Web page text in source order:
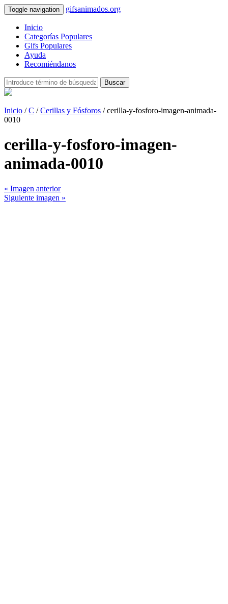
Toggle navigation gifsanimados.org
Inicio
Categorías Populares
Gifs Populares
Ayuda
Recomiéndanos
Buscar
Inicio /C /Cerillas y Fósforos / cerilla-y-fosforo-imagen-animada-
0010
cerilla-y-fosforo-imagen-
animada-0010
« Imagen anterior
Siguiente imagen »